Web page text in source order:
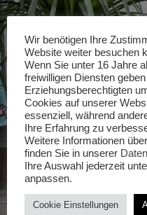
Wir benötigen Ihre
Website weiter besuchen
Wenn Sie unter 16 Jahre
freiwilligen Diensten
Erziehungsberechtigten
Cookies auf unserer
essenziell, während
Ihre Erfahrung zu
Weitere Informationen
finden Sie in unserer
Ihre Auswahl jederzeit
anpassen.
Cookie Einstellungen